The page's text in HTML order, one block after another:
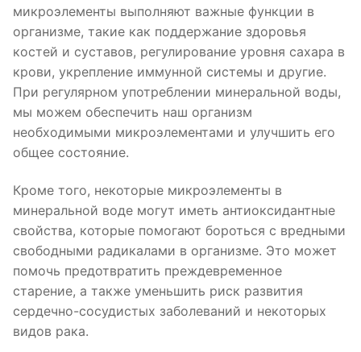
микроэлементы выполняют важные функции в
организме, такие как поддержание здоровья
костей и суставов, регулирование уровня сахара в
крови, укрепление иммунной системы и другие.
При регулярном употреблении минеральной воды,
мы можем обеспечить наш организм
необходимыми микроэлементами и улучшить его
общее состояние.
Кроме того, некоторые микроэлементы в
минеральной воде могут иметь антиоксидантные
свойства, которые помогают бороться с вредными
свободными радикалами в организме. Это может
помочь предотвратить преждевременное
старение, а также уменьшить риск развития
сердечно-сосудистых заболеваний и некоторых
видов рака.